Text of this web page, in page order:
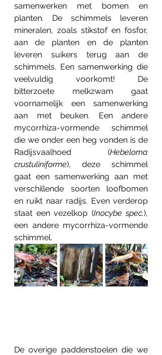
samenwerken met bomen en
planten. De schimmels leveren
mineralen, zoals stikstof en fosfor,
aan de planten en de planten
leveren suikers terug aan de
schimmels. Een samenwerking die
veelvuldig voorkomt! De
bitterzoete melkzwam gaat
voornamelijk een samenwerking
aan met beuken. Een andere
mycorrhiza-vormende schimmel
die we onder een heg vonden is de
Radijsvaalhoed (Hebeloma
crustuliniforme), deze schimmel
gaat een samenwerking aan met
verschillende soorten loofbomen
en ruikt naar radijs. Even verderop
staat een vezelkop (Inocybe spec.),
een andere mycorrhiza-vormende
schimmel.
De overige paddenstoelen die we